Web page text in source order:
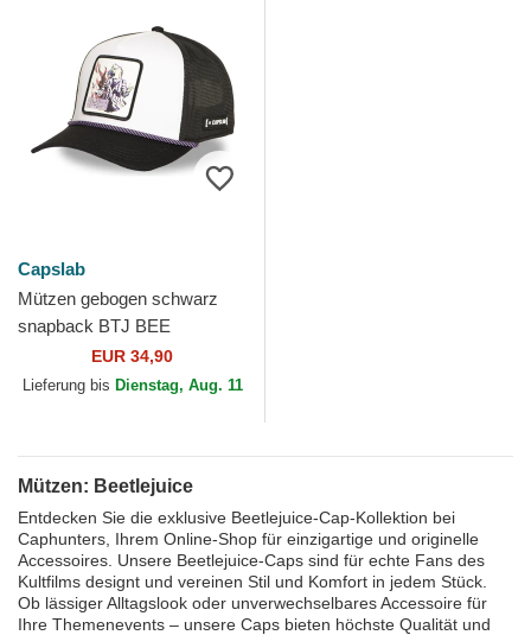
Capslab
Mützen gebogen schwarz
snapback BTJ BEE
Beetlejuice von Capslab
EUR 34,90
Lieferung bis Dienstag, Aug. 11
Mützen: Beetlejuice
Entdecken Sie die exklusive Beetlejuice-Cap-Kollektion bei
Caphunters, Ihrem Online-Shop für einzigartige und originelle
Accessoires. Unsere Beetlejuice-Caps sind für echte Fans des
Kultfilms designt und vereinen Stil und Komfort in jedem Stück.
Ob lässiger Alltagslook oder unverwechselbares Accessoire für
Ihre Themenevents – unsere Caps bieten höchste Qualität und